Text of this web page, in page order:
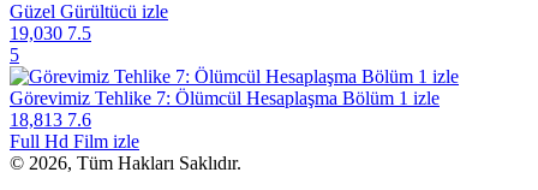
Güzel Gürültücü izle
19,030 7.5
5
Görevimiz Tehlike 7: Ölümcül Hesaplaşma Bölüm 1 izle
18,813 7.6
Full Hd Film izle
© 2026, Tüm Hakları Saklıdır.